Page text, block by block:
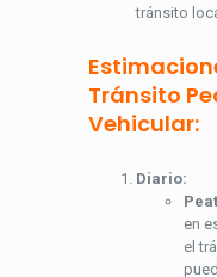
tránsito
Tránsito
Vehicular:
Diario:
en
el